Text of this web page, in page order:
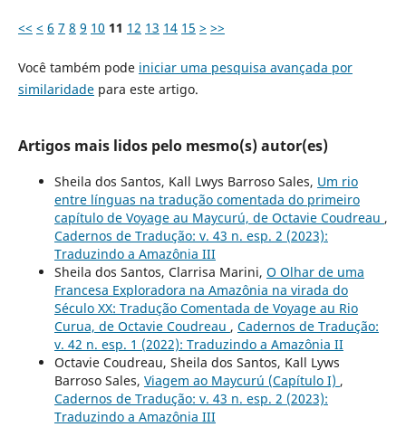
<< < 6 7 8 9 10 11 12 13 14 15 > >>
Você também pode iniciar uma pesquisa avançada por
similaridadepara este artigo.
Artigos mais lidos pelo mesmo(s) autor(es)
Sheila dos Santos, Kall Lwys Barroso Sales, Um rio
entre línguas na tradução comentada do primeiro
capítulo de Voyage au Maycurú, de Octavie Coudreau ,
Cadernos de Tradução: v. 43 n. esp. 2 (2023):
Traduzindo a Amazônia III
Sheila dos Santos, Clarrisa Marini, O Olhar de uma
Francesa Exploradora na Amazônia na virada do
Século XX: Tradução Comentada de Voyage au Rio
Curua, de Octavie Coudreau , Cadernos de Tradução:
v. 42 n. esp. 1 (2022): Traduzindo a Amazônia II
Octavie Coudreau, Sheila dos Santos, Kall Lyws
Barroso Sales, Viagem ao Maycurú (Capítulo I) ,
Cadernos de Tradução: v. 43 n. esp. 2 (2023):
Traduzindo a Amazônia III